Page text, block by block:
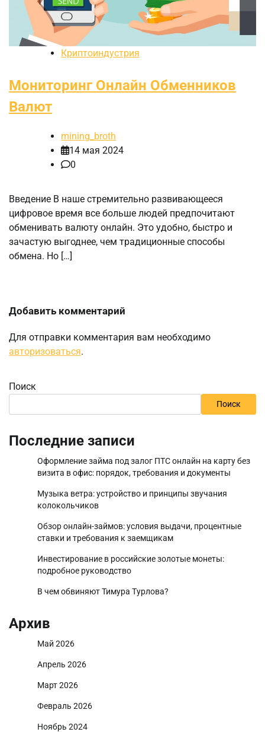
Криптоиндустрия
Мониторинг Онлайн Обменников
Валют
mining_broth
14 мая 2024
0
Введение В наше стремительно развивающееся
цифровое время все больше людей предпочитают
обменивать валюту онлайн. Это удобно, быстро и
зачастую выгоднее, чем традиционные способы
обмена. Но […]
Добавить комментарий
Для отправки комментария вам необходимо
авторизоваться.
Поиск
Поиск
Последние записи
Оформление займа под залог ПТС онлайн на карту без
визита в офис: порядок, требования и документы
Музыка ветра: устройство и принципы звучания
колокольчиков
Обзор онлайн-займов: условия выдачи, процентные
ставки и требования к заемщикам
Инвестирование в российские золотые монеты:
подробное руководство
В чем обвиняют Тимура Турлова?
Архив
Май 2026
Апрель 2026
Март 2026
Февраль 2026
Ноябрь 2024